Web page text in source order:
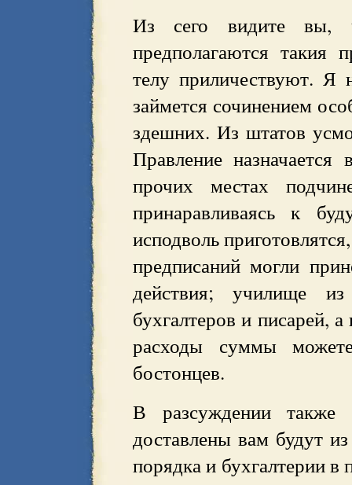
Из сего видите вы,
предполагаются такия
телу приличествуют. Я
займется сочинением
здешних. Из штатов
Правление
прочих местах
принаравливаясь к
исподволь
предписаний могли
действия; училище
бухгалтеров и писарей,
расходы суммы
бостонцев.
В разсуждении также
доставлены вам будут
порядка и бухгалтерии в